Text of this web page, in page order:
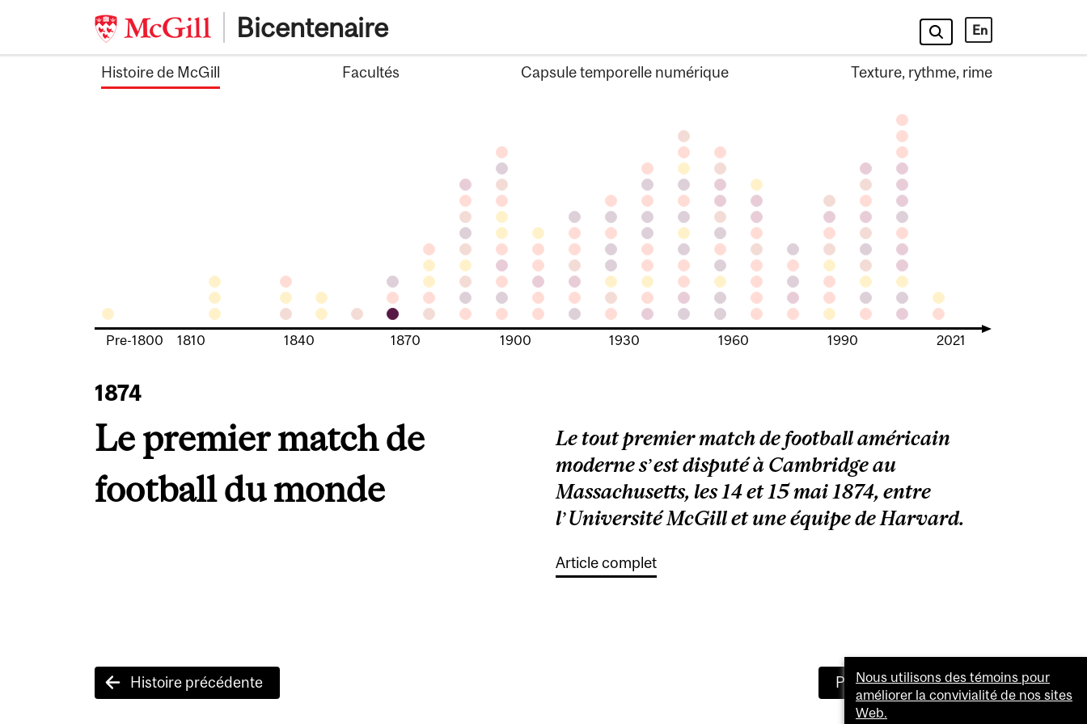
Bicentenaire En
Histoire de McGill Facultés Capsule temporelle numérique Texture, rythme, rime
Pre-1800 1810 1840 1870 1900 1930 1960 1990 2021
1874
Le premier match de
football du monde
Le tout premier match de football américain
moderne s’est disputé à Cambridge au
Massachusetts, les 14 et 15 mai 1874, entre
l’Université McGill et une équipe de Harvard.
Article complet
Post
navigation
Histoire précédente Prochaine histoire
Nous utilisons des témoins pour
améliorer la convivialité de nos sites
Web.